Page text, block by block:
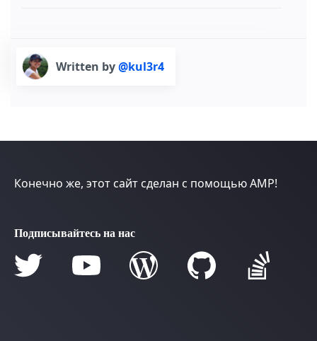
Written by@kul3r4
Конечно же, этот сайт сделан с помощью AMP!
Подписывайтесь на нас